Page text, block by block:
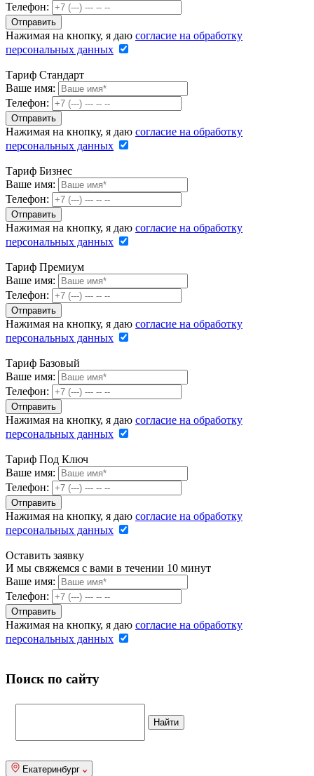
Телефон:
Нажимая на кнопку, я даю согласие на обработку
персональных данных
Тариф Стандарт
Ваше имя:
Телефон:
Нажимая на кнопку, я даю согласие на обработку
персональных данных
Тариф Бизнес
Ваше имя:
Телефон:
Нажимая на кнопку, я даю согласие на обработку
персональных данных
Тариф Премиум
Ваше имя:
Телефон:
Нажимая на кнопку, я даю согласие на обработку
персональных данных
Тариф Базовый
Ваше имя:
Телефон:
Нажимая на кнопку, я даю согласие на обработку
персональных данных
Тариф Под Ключ
Ваше имя:
Телефон:
Нажимая на кнопку, я даю согласие на обработку
персональных данных
Оставить заявку
И мы свяжемся с вами в течении 10 минут
Ваше имя:
Телефон:
Нажимая на кнопку, я даю согласие на обработку
персональных данных
Поиск по сайту
Екатеринбург